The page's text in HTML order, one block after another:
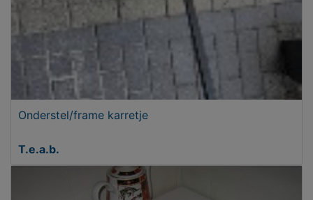
Onderstel/frame karretje
T.e.a.b.